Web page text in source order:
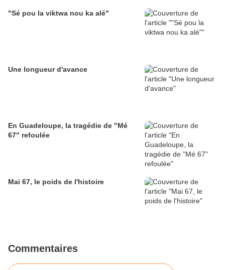
"Sé pou la viktwa nou ka alé"
Une longueur d'avance
En Guadeloupe, la tragédie de "Mé
67" refoulée
Mai 67, le poids de l'histoire
Commentaires